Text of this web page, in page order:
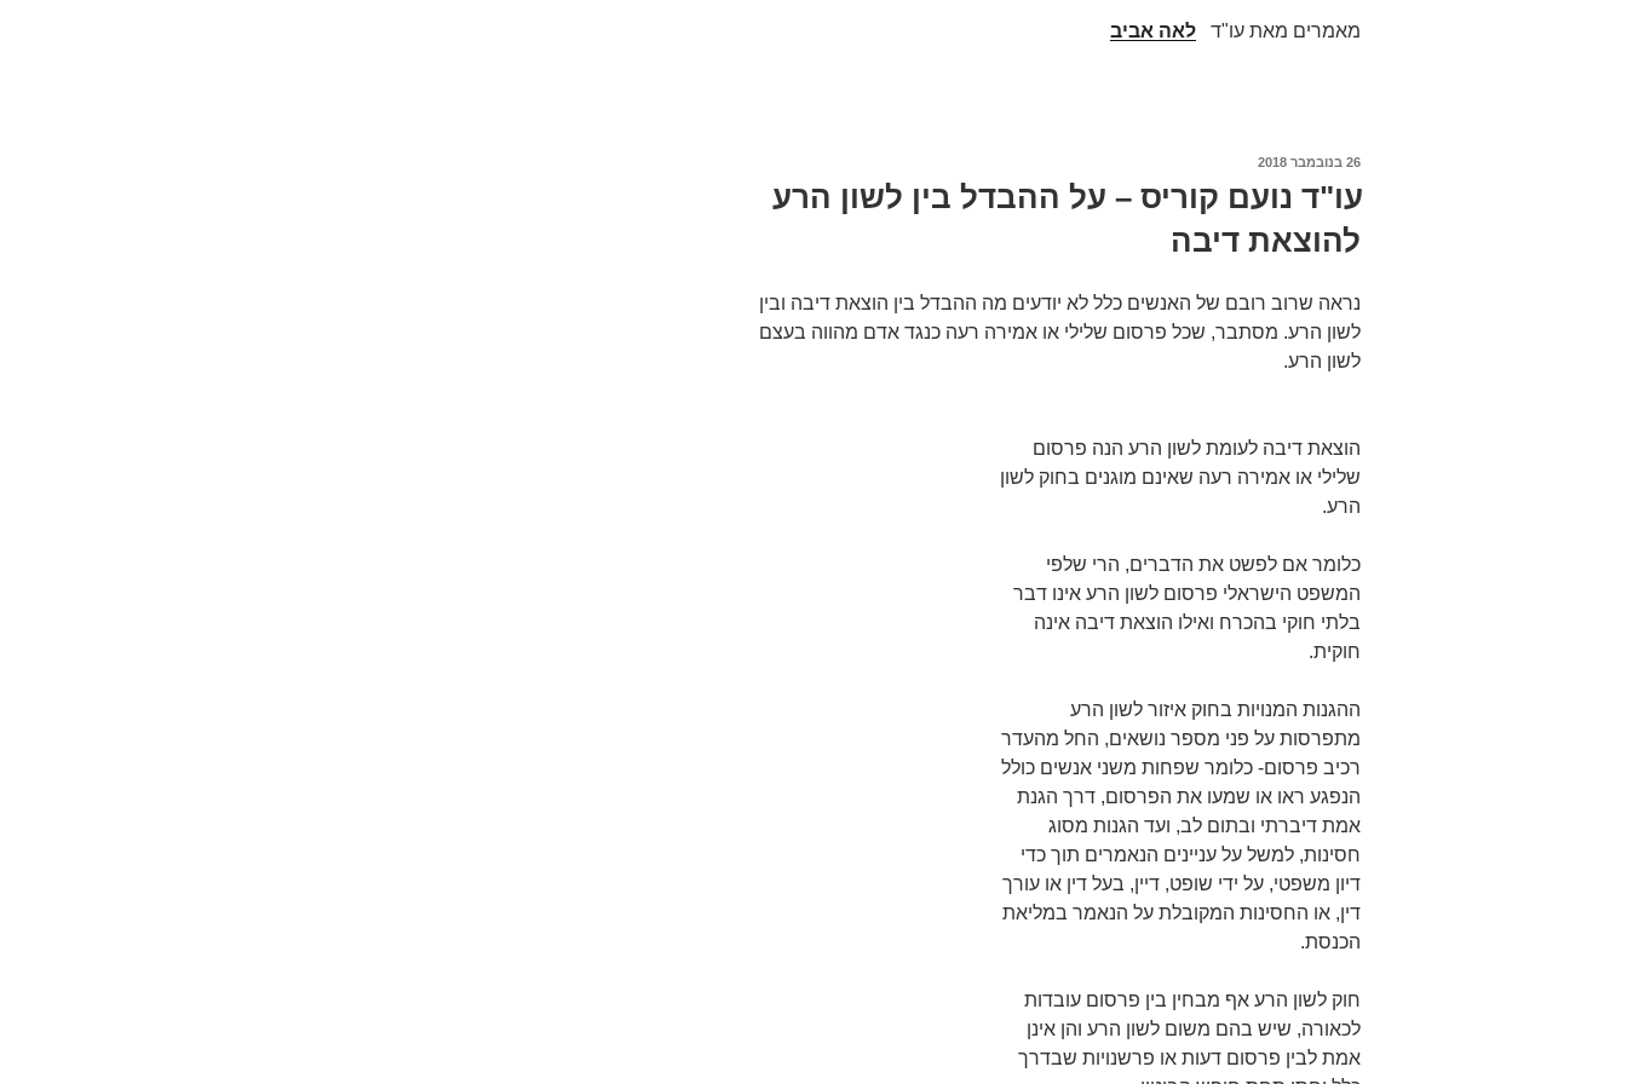
מאמרים מאת עו"ד לאה אביב
פורסם
26 בנובמבר 2018
עו"ד נועם קוריס – על ההבדל בין לשון הרע
להוצאת דיבה
נראה שרוב רובם של האנשים כלל לא יודעים מה ההבדל בין הוצאת דיבה ובין
לשון הרע. מסתבר, שכל פרסום שלילי או אמירה רעה כנגד אדם מהווה בעצם
לשון הרע.
הוצאת דיבה לעומת לשון הרע הנה פרסום
שלילי או אמירה רעה שאינם מוגנים בחוק לשון
הרע.
כלומר אם לפשט את הדברים, הרי שלפי
המשפט הישראלי פרסום לשון הרע אינו דבר
בלתי חוקי בהכרח ואילו הוצאת דיבה אינה
חוקית.
ההגנות המנויות בחוק איזור לשון הרע
מתפרסות על פני מספר נושאים, החל מהעדר
רכיב פרסום- כלומר שפחות משני אנשים כולל
הנפגע ראו או שמעו את הפרסום, דרך הגנת
אמת דיברתי ובתום לב, ועד הגנות מסוג
חסינות, למשל על עניינים הנאמרים תוך כדי
דיון משפטי, על ידי שופט, דיין, בעל דין או עורך
דין, או החסינות המקובלת על הנאמר במליאת
הכנסת.
חוק לשון הרע אף מבחין בין פרסום עובדות
לכאורה, שיש בהם משום לשון הרע והן אינן
אמת לבין פרסום דעות או פרשנויות שבדרך